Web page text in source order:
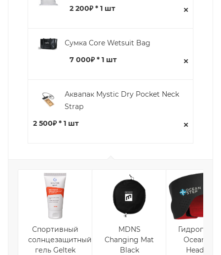
2 200₽ * 1 шт
Сумка Core Wetsuit Bag
7 000₽ * 1 шт
Аквапак Mystic Dry Pocket Neck
Strap
2 500₽ * 1 шт
Спортивный
солнцезащитный
гель Geltek
MDNS
Changing Mat
Black
Ocean
Headband